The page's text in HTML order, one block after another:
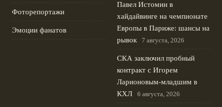
Фоторепортажи
Эмоции фанатов
Павел Истомин в
хайдайвинге на чемпионате
Европы в Париже: шансы на
рывок
7 августа, 2026
СКА заключил пробный
контракт с Игорем
Ларионовым‑младшим в
КХЛ
6 августа, 2026